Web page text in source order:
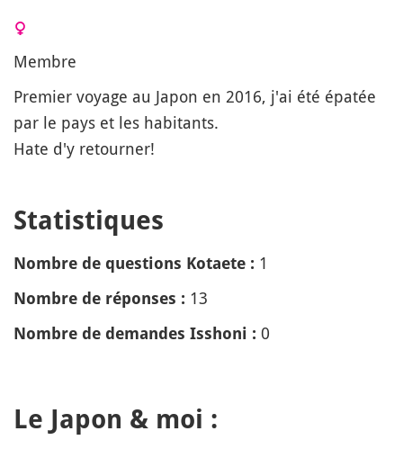
Membre
Premier voyage au Japon en 2016, j'ai été épatée
par le pays et les habitants.
Hate d'y retourner!
Statistiques
Nombre de questions Kotaete : 1
Nombre de réponses : 13
Nombre de demandes Isshoni : 0
Le Japon & moi :